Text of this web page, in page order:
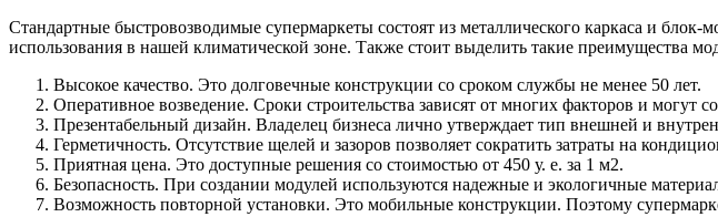
Стандартные быстровозводимые супермаркеты состоят из металлического каркаса и
использования в нашей климатической зоне. Также стоит выделить такие преимущества
Высокое качество. Это долговечные конструкции со сроком службы не менее 50 лет.
Оперативное возведение. Сроки строительства зависят от многих факторов и могут
Презентабельный дизайн. Владелец бизнеса лично утверждает тип внешней и
Герметичность. Отсутствие щелей и зазоров позволяет сократить затраты на
Приятная цена. Это доступные решения со стоимостью от 450 у. е. за 1 м2.
Безопасность. При создании модулей используются надежные и экологичные
Возможность повторной установки. Это мобильные конструкции. Поэтому